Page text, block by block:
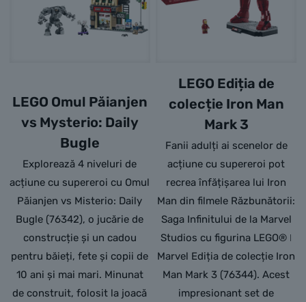
LEGO Omul Păianjen
vs Mysterio: Daily
Bugle
Explorează 4 niveluri de
acțiune cu supereroi cu Omul
Păianjen vs Misterio: Daily
Bugle (76342), o jucărie de
construcție și un cadou
pentru băieți, fete și copii de
10 ani și mai mari. Minunat
de construit, folosit la joacă
LEGO Ediția de
colecție Iron Man
Mark 3
Fanii adulți ai scenelor de
acțiune cu supereroi pot
recrea înfățișarea lui Iron
Man din filmele Răzbunătorii:
Saga Infinitului de la Marvel
Studios cu figurina LEGO® ǀ
Marvel Ediția de colecție Iron
Man Mark 3 (76344). Acest
impresionant set de